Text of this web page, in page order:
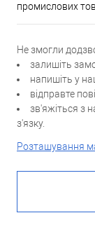
промислових
Не змогли
залишіть
напишіть у
відправте
зв'яжіться з
з'язку.
Розташування